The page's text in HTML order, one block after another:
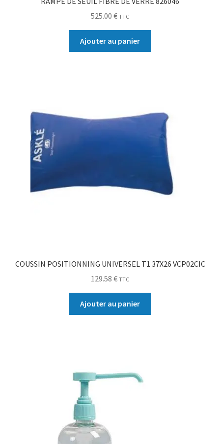
525.00 € TTC
Ajouter au panier
COUSSIN POSITIONNING UNIVERSEL T1 37X26 VCP02CIC
129.58 € TTC
Ajouter au panier